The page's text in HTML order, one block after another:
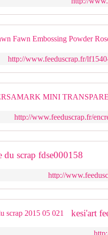
http://www.feeduscrap.fr/
http://www.feeduscrap.fr/
du scrap fdse000158
http://
kesi'art